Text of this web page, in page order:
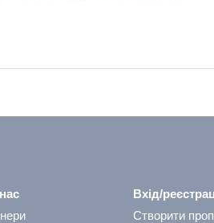
Вхід/
Створити